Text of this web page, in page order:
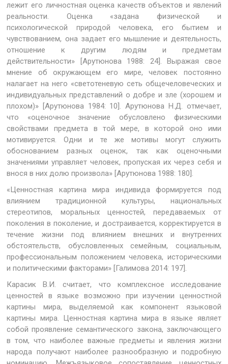
лежит его личностная оценка качеств объектов и явлений
реальности. Оценка «задана физической и
психологической природой человека, его бытием и
чувствованием, она задает его мышление и деятельность,
отношение к другим людям и предметам
действительности» [Арутюнова 1988: 24]. Выражая свое
мнение об окружающем его мире, человек постоянно
налагает на него «светотеневую сеть общечеловеческих и
индивидуальных представлений о добре и зле (хорошем и
плохом)» [Арутюнова 1984: 10]. Арутюнова Н.Д. отмечает,
что «оценочное значение обусловлено физическими
свойствами предмета в той мере, в которой оно ими
мотивируется. Одни и те же мотивы могут служить
обоснованием разных оценок, так как оценочными
значениями управляет человек, пропуская их через себя и
внося в них долю произвола» [Арутюнова 1988: 180].
«Ценностная картина мира индивида формируется под
влиянием традиционной культуры, национальных
стереотипов, моральных ценностей, передаваемых от
поколения в поколение, и достраивается, корректируется в
течение жизни под влиянием внешних и внутренних
обстоятельств, обусловленных семейным, социальным,
профессиональным положением человека, историческими
и политическими факторами» [Галимова 2014: 197].
Карасик В.И. считает, что комплексное исследование
ценностей в языке возможно при изучении ценностной
картины мира, выделяемой как компонент языковой
картины мира. Ценностная картина мира в языке являет
собой проявление семантического закона, заключающего
в том, что наиболее важные предметы и явления жизни
народа получают наиболее разнообразную и подробную